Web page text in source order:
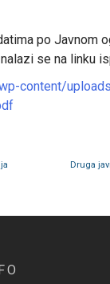
po Javnom
se na linku
content/